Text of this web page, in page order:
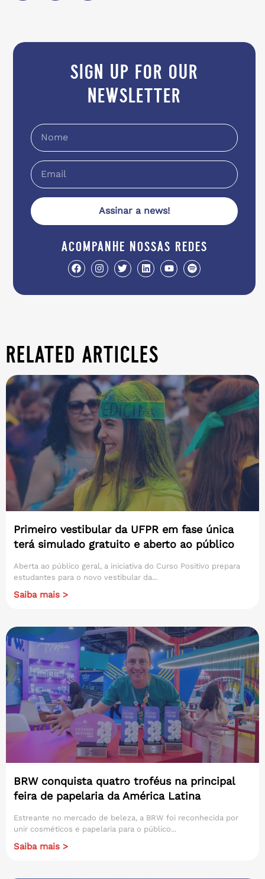
sign up for our
newsletter
Assinar a news!
acompanhe nossas redes
related articles
Primeiro vestibular da UFPR em fase única
terá simulado gratuito e aberto ao público
Aberta ao público geral, a iniciativa do Curso Positivo prepara
estudantes para o novo vestibular da...
Saiba mais >
BRW conquista quatro troféus na principal
feira de papelaria da América Latina
Estreante no mercado de beleza, a BRW foi reconhecida por
unir cosméticos e papelaria para o público...
Saiba mais >